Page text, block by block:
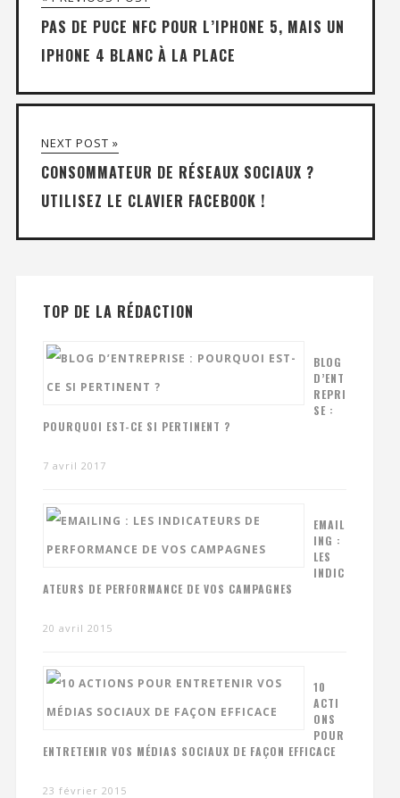
PAS DE PUCE NFC POUR L’IPHONE 5, MAIS UN
IPHONE 4 BLANC À LA PLACE
NEXT POST »
CONSOMMATEUR DE RÉSEAUX SOCIAUX ?
UTILISEZ LE CLAVIER FACEBOOK !
TOP DE LA RÉDACTION
BLOG
D’ENT
REPRI
SE :
POURQUOI EST-CE SI PERTINENT ?
7 avril 2017
EMAIL
ING :
LES
INDIC
ATEURS DE PERFORMANCE DE VOS CAMPAGNES
20 avril 2015
10
ACTI
ONS
POUR
ENTRETENIR VOS MÉDIAS SOCIAUX DE FAÇON EFFICACE
23 février 2015